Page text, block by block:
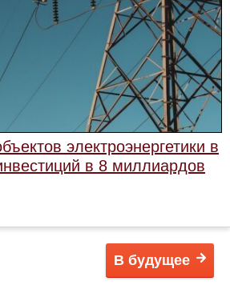
электроэнергетики в
в 8 миллиардов
В будущее